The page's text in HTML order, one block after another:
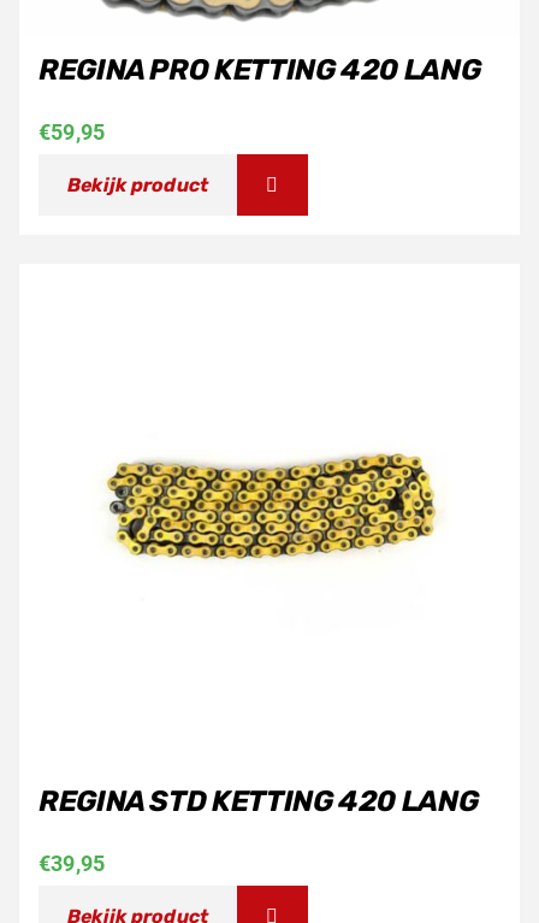
REGINA PRO KETTING 420 LANG
€59,95
Bekijk product
REGINA STD KETTING 420 LANG
€39,95
Bekijk product